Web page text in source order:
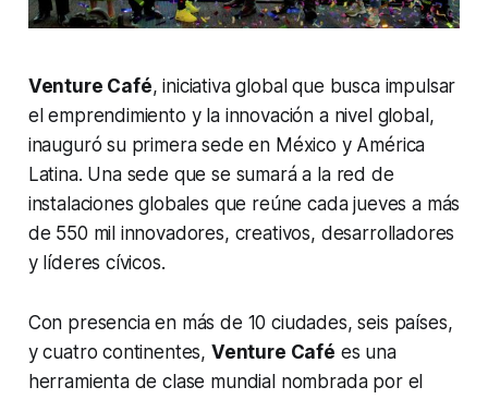
Venture Café, iniciativa global que busca impulsar
el emprendimiento y la innovación a nivel global,
inauguró su primera sede en México y América
Latina. Una sede que se sumará a la red de
instalaciones globales que reúne cada jueves a más
de 550 mil innovadores, creativos, desarrolladores
y líderes cívicos.
Con presencia en más de 10 ciudades, seis países,
y cuatro continentes, Venture Café es una
herramienta de clase mundial nombrada por el